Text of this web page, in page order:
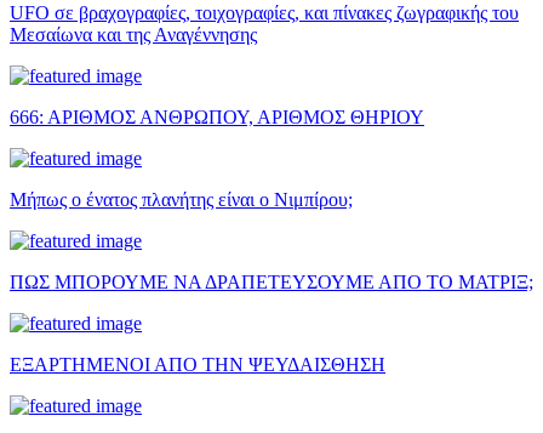
UFO σε βραχογραφίες, τοιχογραφίες, και πίνακες ζωγραφικής του
Μεσαίωνα και της Αναγέννησης
666: ΑΡΙΘΜΟΣ ΑΝΘΡΩΠΟΥ, ΑΡΙΘΜΟΣ ΘΗΡΙΟΥ
Μήπως ο ένατος πλανήτης είναι ο Νιμπίρου;
ΠΩΣ ΜΠΟΡΟΥΜΕ ΝΑ ΔΡΑΠΕΤΕΥΣΟΥΜΕ ΑΠΟ ΤΟ ΜΑΤΡΙΞ;
ΕΞΑΡΤΗΜΕΝΟΙ ΑΠΟ ΤΗΝ ΨΕΥΔΑΙΣΘΗΣΗ